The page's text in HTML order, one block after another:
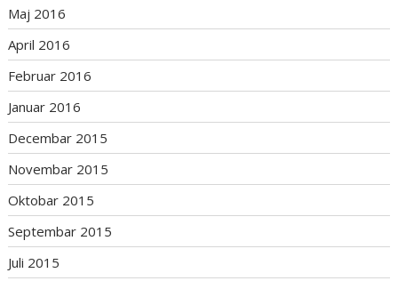
Maj 2016
April 2016
Februar 2016
Januar 2016
Decembar 2015
Novembar 2015
Oktobar 2015
Septembar 2015
Juli 2015